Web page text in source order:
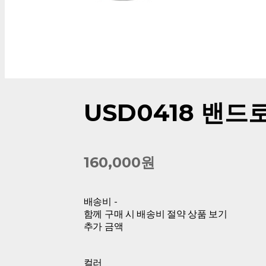
USD0418 밴드
160,000원
배송비 -
함께 구매 시 배송비 절약 상품 보기
추가 금액
컬러